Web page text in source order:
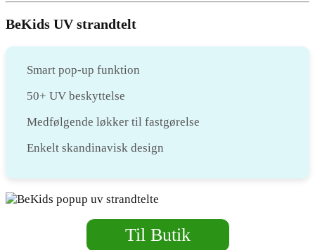
BeKids UV strandtelt
Smart pop-up funktion
50+ UV beskyttelse
Medfølgende løkker til fastgørelse
Enkelt skandinavisk design
Til Butik